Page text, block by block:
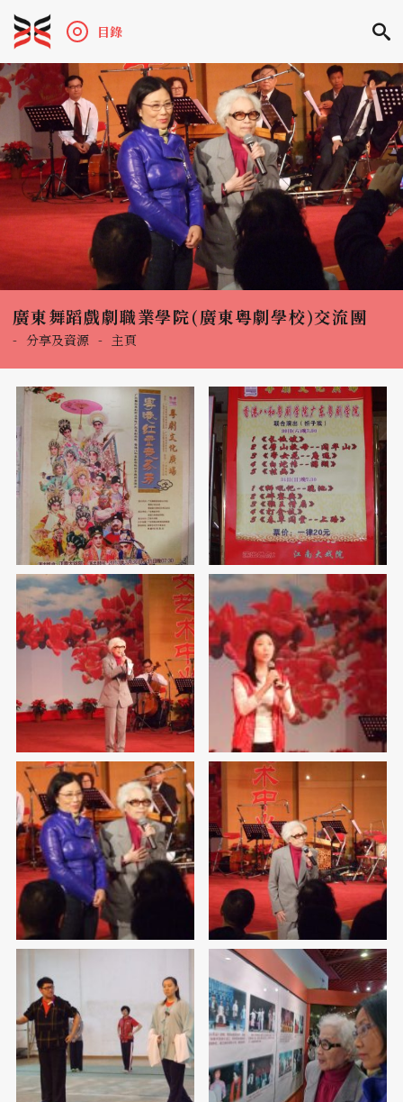
目錄
廣東舞蹈戲劇職業學院(廣東粵劇學校)交流團
- 分享及資源 - 主頁